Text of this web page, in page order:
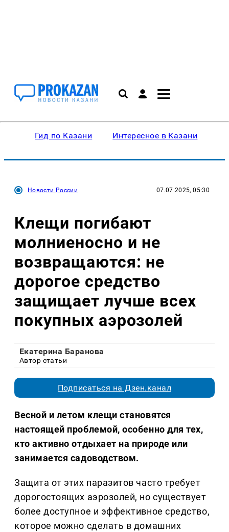
Гид по Казани Интересное в Казани
Новости России 07.07.2025, 05:30
Клещи погибают
молниеносно и не
возвращаются: не
дорогое средство
защищает лучше всех
покупных аэрозолей
Екатерина Баранова
Автор статьи
Подписаться на Дзен.канал
Весной и летом клещи становятся
настоящей проблемой, особенно для тех,
кто активно отдыхает на природе или
занимается садоводством.
Защита от этих паразитов часто требует
дорогостоящих аэрозолей, но существует
более доступное и эффективное средство,
которое можно сделать в домашних